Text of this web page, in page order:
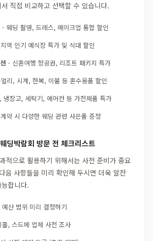
직접 비교하고 선택할 수 있습니다.
- 웨딩 촬영, 드레스, 메이크업 통합 할인
역 인기 예식장 특가 및 식대 할인
- 신혼여행 항공권, 리조트 패키지 특가
리, 시계, 한복, 이불 등 혼수용품 할인
냉장고, 세탁기, 에어컨 등 가전제품 특가
약 시 다양한 웨딩 관련 사은품 증정
딩박람회 방문 전 체크리스트
적으로 활용하기 위해서는 사전 준비가 중요
음 사항들을 미리 확인해 두시면 더욱 알찬
합니다.
산 범위 미리 결정하기
, 스드메 업체 사전 조사